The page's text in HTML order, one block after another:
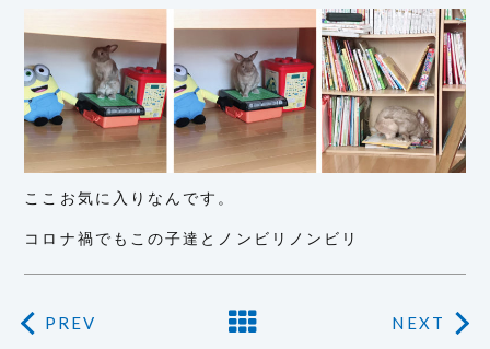
ここお気に入りなんです。
コロナ禍でもこの子達とノンビリノンビリ
PREV NEXT